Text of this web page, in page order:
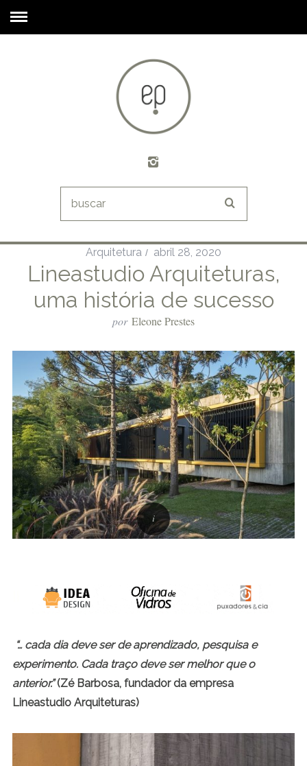
Arquitetura abril 28, 2020
Lineastudio Arquiteturas,
uma história de sucesso
por Eleone Prestes
“… cada dia deve ser de aprendizado, pesquisa e
experimento. Cada traço deve ser melhor que o
anterior.”(Zé Barbosa, fundador da empresa
Lineastudio Arquiteturas)